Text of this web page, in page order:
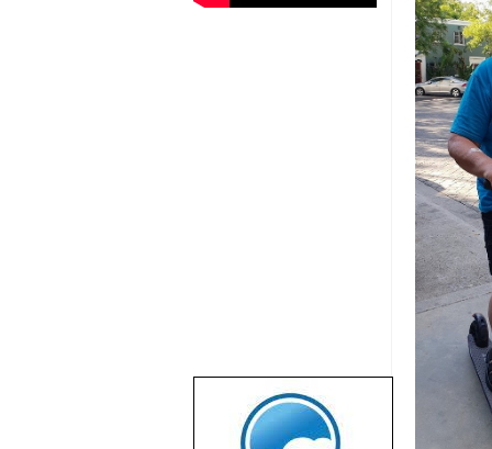
שבוע טוב לכל
הגולשים באשר
הם!!!